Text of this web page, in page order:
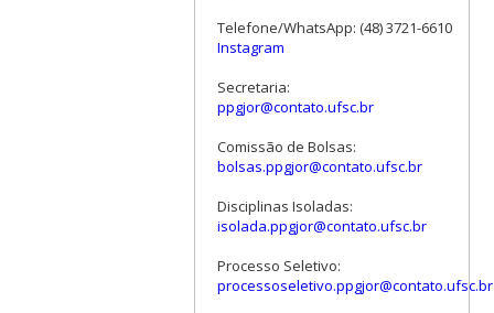
Telefone/WhatsApp: (48) 3721-6610
Instagram
Secretaria:
ppgjor@contato.ufsc.br
Comissão de Bolsas:
bolsas.ppgjor@contato.ufsc.br
Disciplinas Isoladas:
isolada.ppgjor@contato.ufsc.br
Processo Seletivo:
processoseletivo.ppgjor@contato.ufsc.br